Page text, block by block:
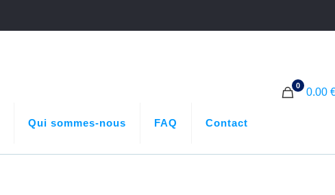
Qui sommes-nous FAQ Contact
0
0.00